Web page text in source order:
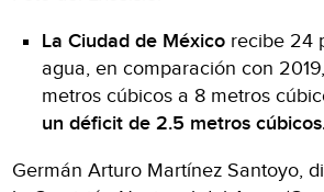
La Ciudad de México recibe 24
agua, en comparación con
metros cúbicos a 8 metros
un déficit de 2.5 metros
Germán Arturo Martínez Santoyo,